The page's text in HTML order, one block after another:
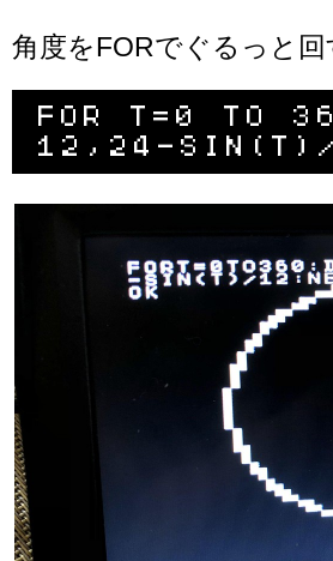
角度をFORでぐるっと
FOR T=0 TO